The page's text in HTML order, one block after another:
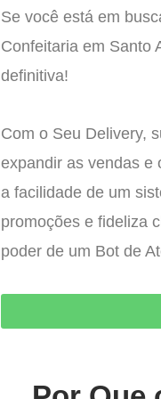
Se você está em
Confeitaria em Santo
definitiva!
Com o Seu Delivery,
expandir as vendas e
a facilidade de um
promoções e fideliza
poder de um Bot de